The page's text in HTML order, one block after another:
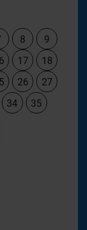
8
9
17
18
26
27
34 35